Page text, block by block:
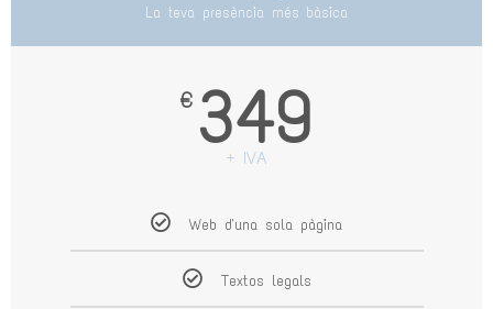
La teva presència més bàsica
€ 349
+ IVA
Web d'una sola pàgina
Textos legals